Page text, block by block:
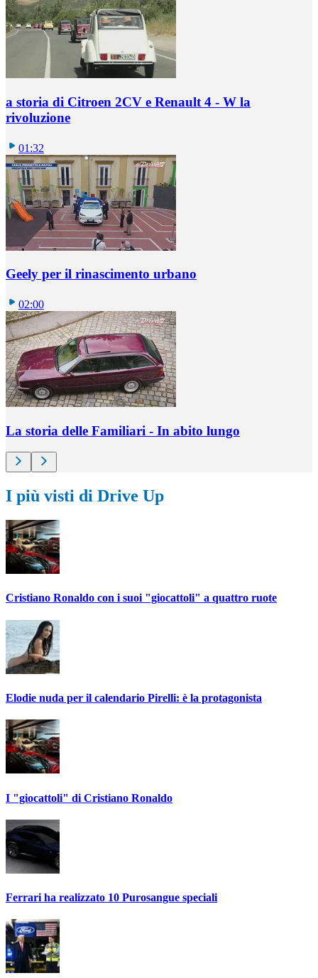
a storia di Citroen 2CV e Renault 4 - W la
rivoluzione
01:32
Geely per il rinascimento urbano
02:00
La storia delle Familiari - In abito lungo
I più visti di Drive Up
Cristiano Ronaldo con i suoi "giocattoli" a quattro ruote
Elodie nuda per il calendario Pirelli: è la protagonista
I "giocattoli" di Cristiano Ronaldo
Ferrari ha realizzato 10 Purosangue speciali